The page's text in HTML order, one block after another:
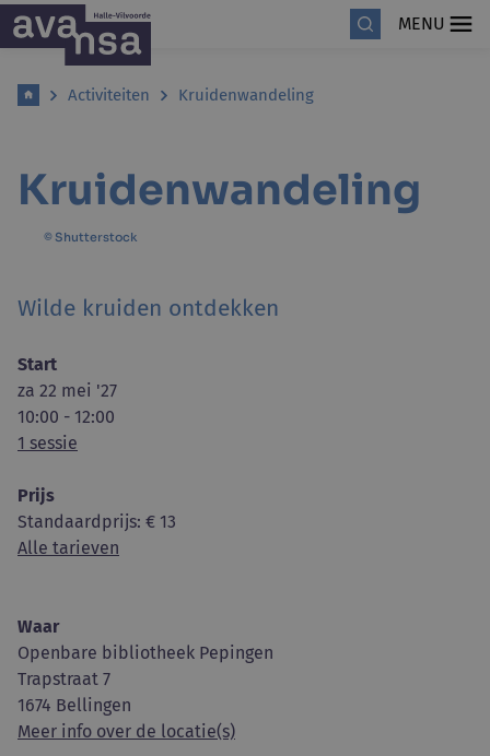
MENU
Activiteiten Kruidenwandeling
Kruidenwandeling
© Shutterstock
Wilde kruiden ontdekken
Start
za 22 mei '27
10:00 - 12:00
1 sessie
Prijs
Standaardprijs: € 13
Alle tarieven
Waar
Openbare bibliotheek Pepingen
Trapstraat 7
1674 Bellingen
Meer info over de locatie(s)